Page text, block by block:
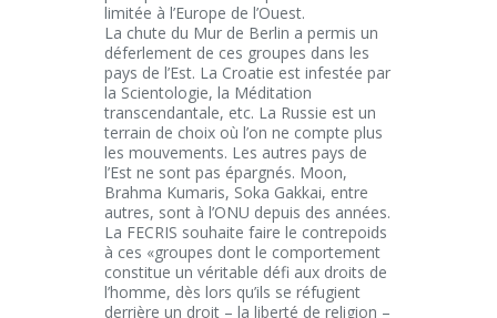
limitée à l’Europe de l’Ouest.
La chute du Mur de Berlin a permis un
déferlement de ces groupes dans les
pays de l’Est. La Croatie est infestée par
la Scientologie, la Méditation
transcendantale, etc. La Russie est un
terrain de choix où l’on ne compte plus
les mouvements. Les autres pays de
l’Est ne sont pas épargnés. Moon,
Brahma Kumaris, Soka Gakkai, entre
autres, sont à l’ONU depuis des années.
La FECRIS souhaite faire le contrepoids
à ces «groupes dont le comportement
constitue un véritable défi aux droits de
l’homme, dès lors qu’ils se réfugient
derrière un droit – la liberté de religion –